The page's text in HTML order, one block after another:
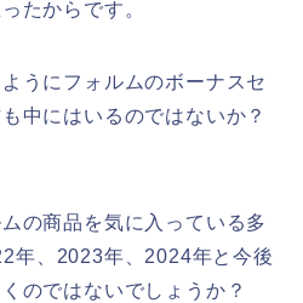
たからです。
うにフォルムのボーナスセ
中にはいるのではないか？
の商品を気に入っている多
年、2023年、2024年と今後
のではないでしょうか？